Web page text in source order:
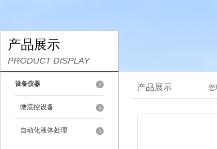
产品展示
PRODUCT DISPLAY
设备仪器
微流控设备
自动化液体处理
产品展示 您